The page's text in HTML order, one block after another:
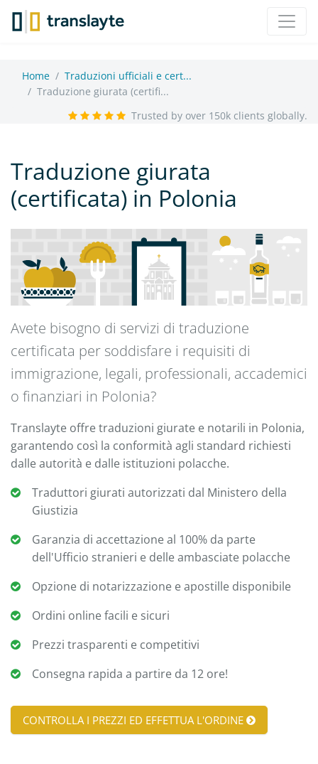
Home
Traduzioni ufficiali e cert...
Traduzione giurata (certifi...
Trusted by over 150k clients globally.
Traduzione giurata
(certificata) in Polonia
Avete bisogno di servizi di traduzione
certificata per soddisfare i requisiti di
immigrazione, legali, professionali, accademici
o finanziari in Polonia?
Translayte offre traduzioni giurate e notarili in Polonia,
garantendo così la conformità agli standard richiesti
dalle autorità e dalle istituzioni polacche.
Traduttori giurati autorizzati dal Ministero della
Giustizia
Garanzia di accettazione al 100% da parte
dell'Ufficio stranieri e delle ambasciate polacche
Opzione di notarizzazione e apostille disponibile
Ordini online facili e sicuri
Prezzi trasparenti e competitivi
Consegna rapida a partire da 12 ore!
CONTROLLA I PREZZI ED EFFETTUA L'ORDINE